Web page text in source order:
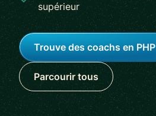
supérieur
Trouve des coachs en PHP
Parcourir tous